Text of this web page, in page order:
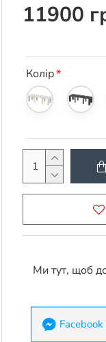
11900
Колір
Ми тут, щоб